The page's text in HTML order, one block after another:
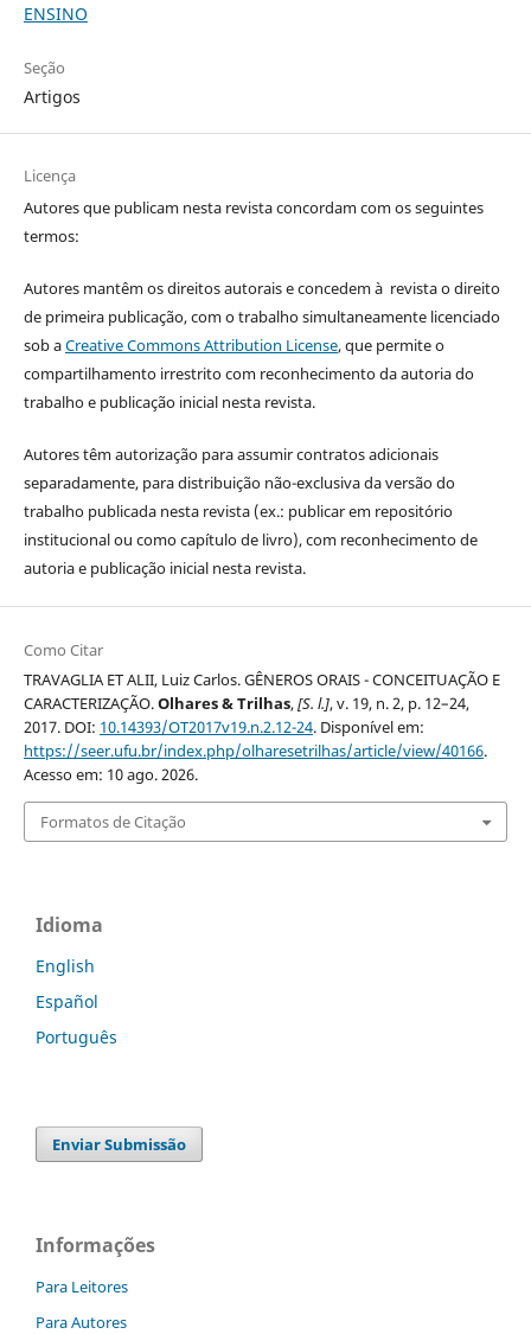
ENSINO
Seção
Artigos
Licença
Autores que publicam nesta revista concordam com os seguintes
termos:
Autores mantêm os direitos autorais e concedem à revista o direito
de primeira publicação, com o trabalho simultaneamente licenciado
sob aCreative Commons Attribution License, que permite o
compartilhamento irrestrito com reconhecimento da autoria do
trabalho e publicação inicial nesta revista.
Autores têm autorização para assumir contratos adicionais
separadamente, para distribuição não-exclusiva da versão do
trabalho publicada nesta revista (ex.: publicar em repositório
institucional ou como capítulo de livro), com reconhecimento de
autoria e publicação inicial nesta revista.
Como Citar
TRAVAGLIA ET ALII, Luiz Carlos. GÊNEROS ORAIS - CONCEITUAÇÃO E
CARACTERIZAÇÃO.Olhares & Trilhas,[S. l.], v. 19, n. 2, p. 12–24,
2017. DOI: 10.14393/OT2017v19.n.2.12-24. Disponível em:
https://seer.ufu.br/index.php/olharesetrilhas/article/view/40166.
Acesso em: 10 ago. 2026.
Formatos de Citação
Idioma
English
Español
Português
Enviar Submissão
Informações
Para Leitores
Para Autores